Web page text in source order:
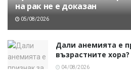
на рак не е доказан
05/08/2026
Дали анемията е
възрастните хора?
04/08/2026